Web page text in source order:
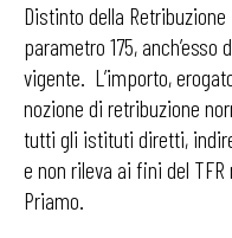
Distinto della
parametro 175,
vigente. L’importo,
nozione di retribuzione
tutti gli istituti diretti,
e non rileva ai fini del
Priamo.